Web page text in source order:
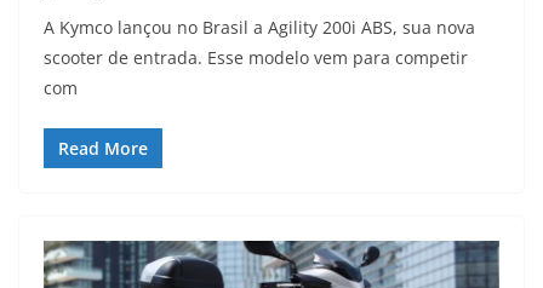
A Kymco lançou no Brasil a Agility 200i ABS, sua nova
scooter de entrada. Esse modelo vem para competir
com
Read More